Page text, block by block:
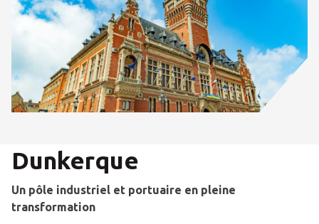
Dunkerque
Un pôle industriel et portuaire en pleine
transformation